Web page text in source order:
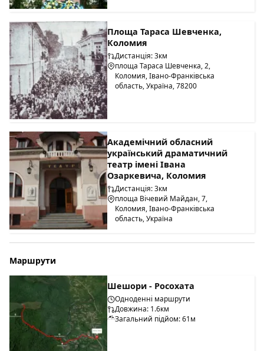
Площа Тараса Шевченка,
Коломия
Дистанція: 3км
площа Тараса Шевченка, 2,
Коломия, Івано-Франківська
область, Україна, 78200
Академічний обласний
український драматичний
театр імені Івана
Озаркевича, Коломия
Дистанція: 3км
площа Вічевий Майдан, 7,
Коломия, Івано-Франківська
область, Україна
Маршрути
Шешори - Росохата
Одноденні маршрути
Довжина: 1.6км
Загальний підйом: 61м